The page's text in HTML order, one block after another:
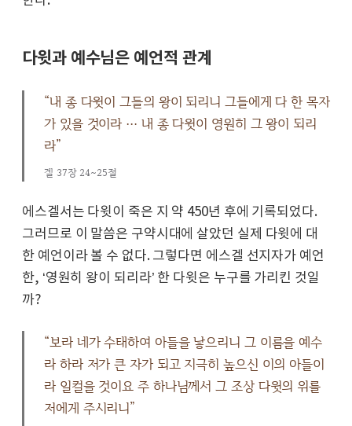
다윗과 예수님은 예언적 관계
“내 종 다윗이 그들의 왕이 되리니 그들에게 다 한 목자
가 있을 것이라 … 내 종 다윗이 영원히 그 왕이 되리
라”
겔 37장 24~25절
에스겔서는 다윗이 죽은 지 약 450년 후에 기록되었다.
그러므로 이 말씀은 구약시대에 살았던 실제 다윗에 대
한 예언이라 볼 수 없다. 그렇다면 에스겔 선지자가 예언
한, ‘영원히 왕이 되리라’ 한 다윗은 누구를 가리킨 것일
까?
“보라 네가 수태하여 아들을 낳으리니 그 이름을 예수
라 하라 저가 큰 자가 되고 지극히 높으신 이의 아들이
라 일컬을 것이요 주 하나님께서 그 조상 다윗의 위를
저에게 주시리니”